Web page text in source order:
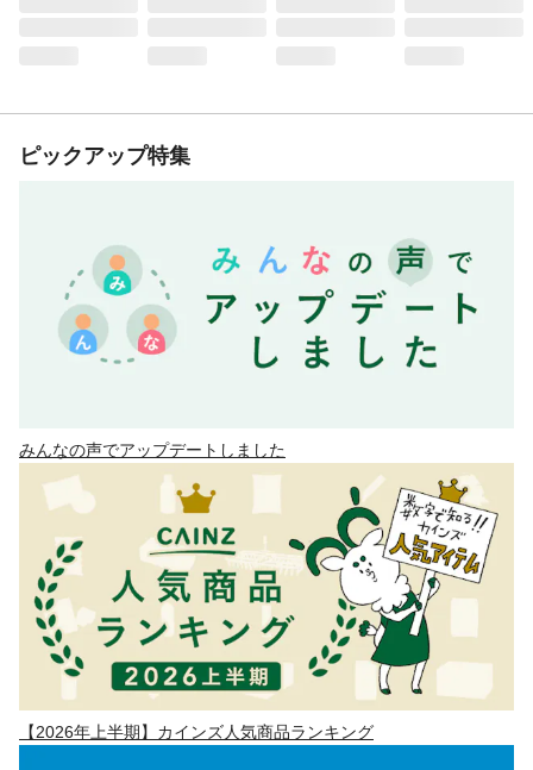
ピックアップ特集
みんなの声でアップデートしました
【2026年上半期】カインズ人気商品ランキング